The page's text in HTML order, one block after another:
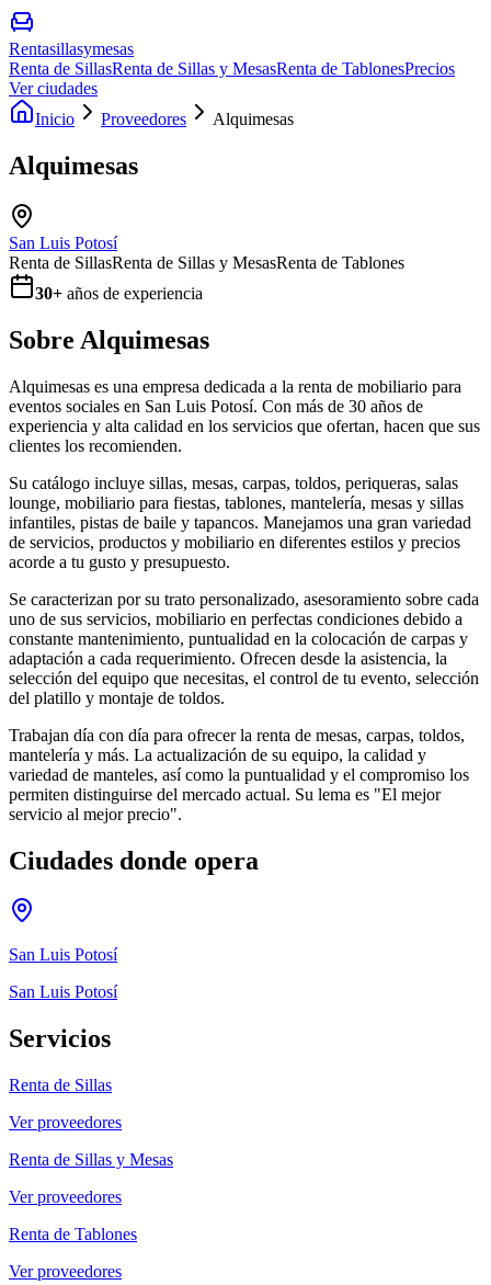
Rentasillasymesas
Renta de SillasRenta de Sillas y MesasRenta de TablonesPrecios
Ver ciudades
Inicio
Proveedores Alquimesas
Alquimesas
San Luis Potosí
Renta de SillasRenta de Sillas y MesasRenta de Tablones
30+ años de experiencia
Sobre Alquimesas
Alquimesas es una empresa dedicada a la renta de mobiliario para
eventos sociales en San Luis Potosí. Con más de 30 años de
experiencia y alta calidad en los servicios que ofertan, hacen que sus
clientes los recomienden.
Su catálogo incluye sillas, mesas, carpas, toldos, periqueras, salas
lounge, mobiliario para fiestas, tablones, mantelería, mesas y sillas
infantiles, pistas de baile y tapancos. Manejamos una gran variedad
de servicios, productos y mobiliario en diferentes estilos y precios
acorde a tu gusto y presupuesto.
Se caracterizan por su trato personalizado, asesoramiento sobre cada
uno de sus servicios, mobiliario en perfectas condiciones debido a
constante mantenimiento, puntualidad en la colocación de carpas y
adaptación a cada requerimiento. Ofrecen desde la asistencia, la
selección del equipo que necesitas, el control de tu evento, selección
del platillo y montaje de toldos.
Trabajan día con día para ofrecer la renta de mesas, carpas, toldos,
mantelería y más. La actualización de su equipo, la calidad y
variedad de manteles, así como la puntualidad y el compromiso los
permiten distinguirse del mercado actual. Su lema es "El mejor
servicio al mejor precio".
Ciudades donde opera
San Luis Potosí
San Luis Potosí
Servicios
Renta de Sillas
Ver proveedores
Renta de Sillas y Mesas
Ver proveedores
Renta de Tablones
Ver proveedores